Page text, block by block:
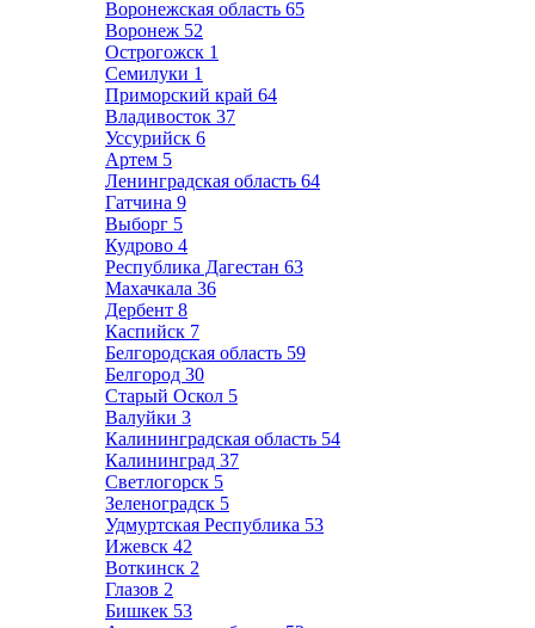
Воронежская область 65
Воронеж 52
Острогожск 1
Семилуки 1
Приморский край 64
Владивосток 37
Уссурийск 6
Артем 5
Ленинградская область 64
Гатчина 9
Выборг 5
Кудрово 4
Республика Дагестан 63
Махачкала 36
Дербент 8
Каспийск 7
Белгородская область 59
Белгород 30
Старый Оскол 5
Валуйки 3
Калининградская область 54
Калининград 37
Светлогорск 5
Зеленоградск 5
Удмуртская Республика 53
Ижевск 42
Воткинск 2
Глазов 2
Бишкек 53